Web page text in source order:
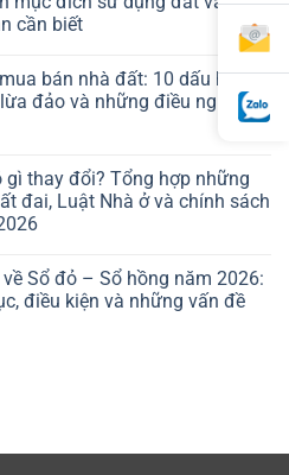
cần biết
bán nhà đất: 10 dấu hiệu
đảo và những điều người
thay đổi? Tổng hợp những
đai, Luật Nhà ở và chính sách
Sổ đỏ – Sổ hồng năm 2026:
điều kiện và những vấn đề